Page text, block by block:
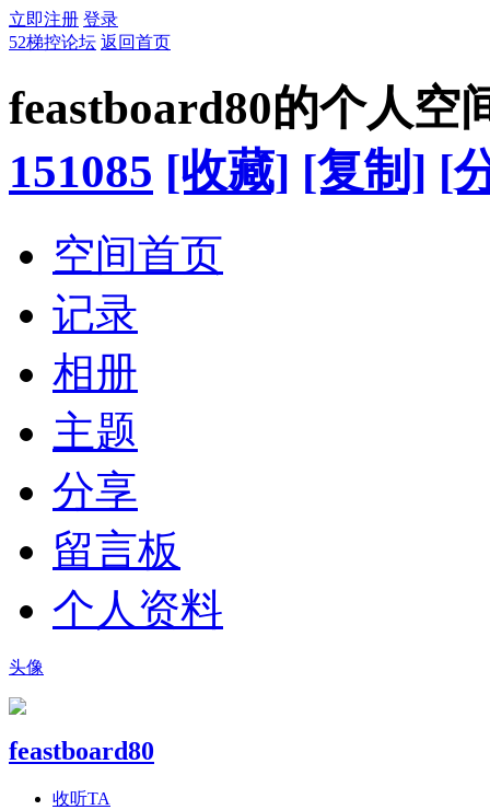
立即注册 登录
52梯控论坛 返回首页
feastboard80的个人空
151085 [收藏] [复制] [
空间首页
记录
相册
主题
分享
留言板
个人资料
头像
feastboard80
收听TA